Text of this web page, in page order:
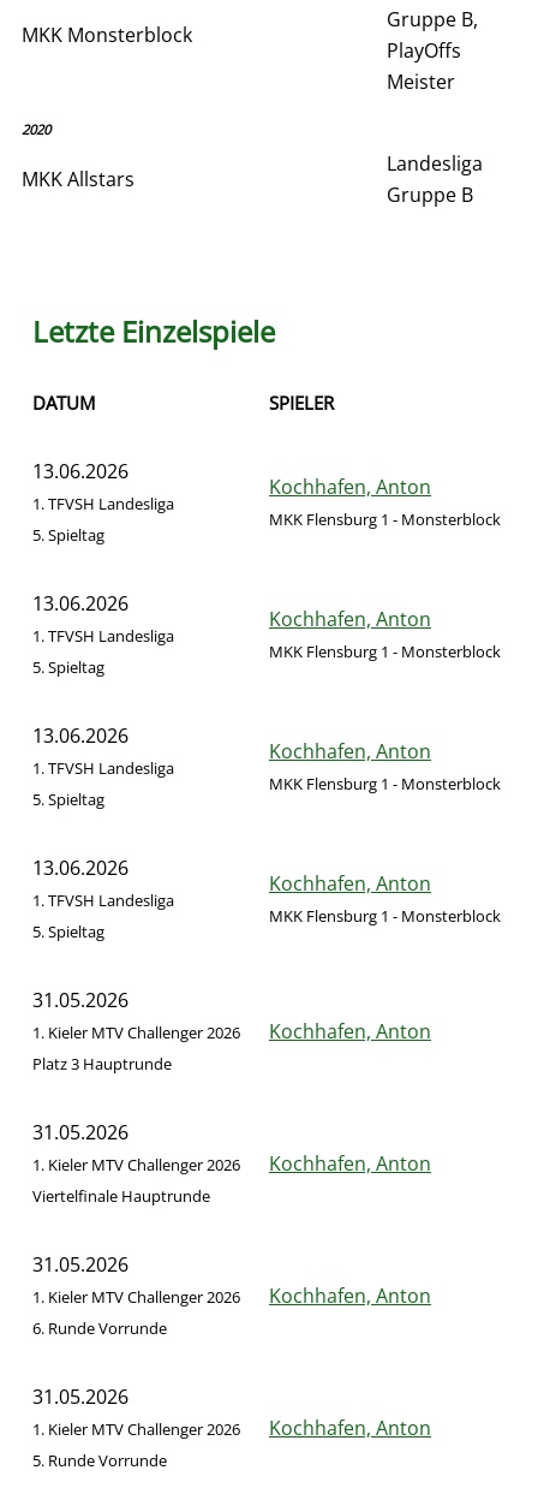
MKK Monsterblock
Gruppe B,
PlayOffs
Meister
2020
MKK Allstars
Landesliga
Gruppe B
Letzte Einzelspiele
DATUM SPIELER
13.06.2026
1. TFVSH Landesliga
5. Spieltag
Kochhafen, Anton
MKK Flensburg 1 - Monsterblock
13.06.2026
1. TFVSH Landesliga
5. Spieltag
Kochhafen, Anton
MKK Flensburg 1 - Monsterblock
13.06.2026
1. TFVSH Landesliga
5. Spieltag
Kochhafen, Anton
MKK Flensburg 1 - Monsterblock
13.06.2026
1. TFVSH Landesliga
5. Spieltag
Kochhafen, Anton
MKK Flensburg 1 - Monsterblock
31.05.2026
1. Kieler MTV Challenger 2026
Platz 3 Hauptrunde
Kochhafen, Anton
31.05.2026
1. Kieler MTV Challenger 2026
Viertelfinale Hauptrunde
Kochhafen, Anton
31.05.2026
1. Kieler MTV Challenger 2026
6. Runde Vorrunde
Kochhafen, Anton
31.05.2026
1. Kieler MTV Challenger 2026
5. Runde Vorrunde
Kochhafen, Anton